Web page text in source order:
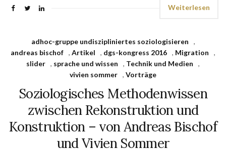
Weiterlesen
adhoc-gruppe undiszipliniertes soziologisieren
,
andreas bischof , Artikel , dgs-kongress 2016 , Migration
,
slider , sprache und wissen , Technik und Medien
,
vivien sommer , Vorträge
Soziologisches Methodenwissen
zwischen Rekonstruktion und
Konstruktion – von Andreas Bischof
und Vivien Sommer